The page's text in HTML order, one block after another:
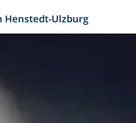
Henstedt-Ulzburg